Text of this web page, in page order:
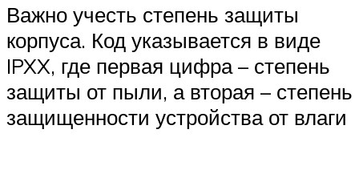
Важно учесть степень защиты
корпуса. Код указывается в виде
IPXX, где первая цифра – степень
защиты от пыли, а вторая – степень
защищенности устройства от влаги